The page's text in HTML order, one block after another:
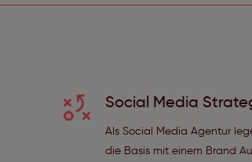
Social Media
Als Social Media Agentur
die Basis mit einem Brand